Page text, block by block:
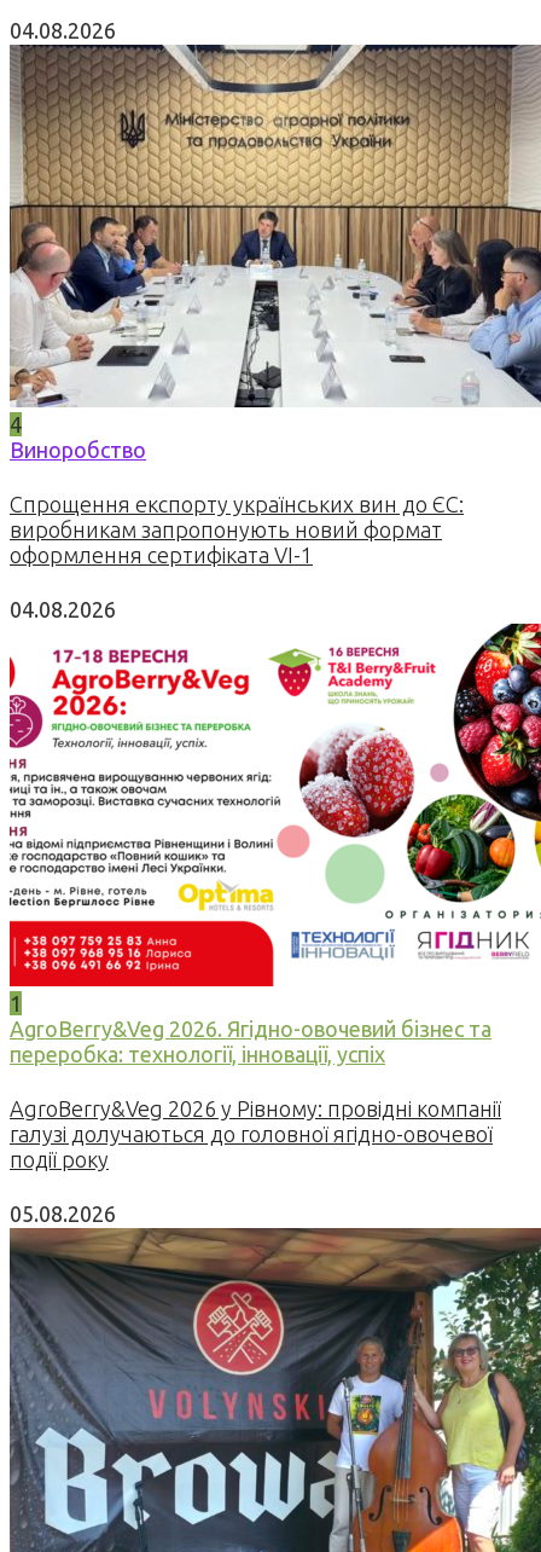
04.08.2026
4
Виноробство
Спрощення експорту українських вин до ЄС:
виробникам запропонують новий формат
оформлення сертифіката VI-1
04.08.2026
1
AgroBerry&Veg 2026. Ягідно-овочевий бізнес та
переробка: технології, інновації, успіх
AgroBerry&Veg 2026 у Рівному: провідні компанії
галузі долучаються до головної ягідно-овочевої
події року
05.08.2026